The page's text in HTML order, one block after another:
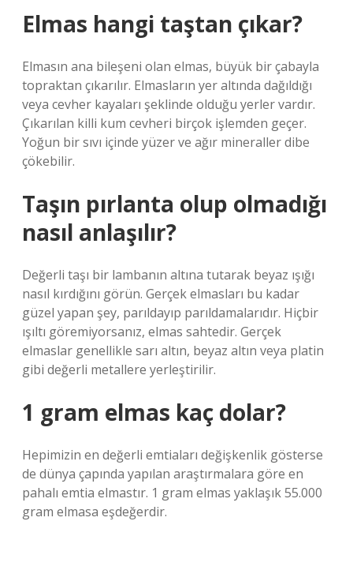
Elmas hangi taştan çıkar?
Elmasın ana bileşeni olan elmas, büyük bir çabayla
topraktan çıkarılır. Elmasların yer altında dağıldığı
veya cevher kayaları şeklinde olduğu yerler vardır.
Çıkarılan killi kum cevheri birçok işlemden geçer.
Yoğun bir sıvı içinde yüzer ve ağır mineraller dibe
çökebilir.
Taşın pırlanta olup olmadığı
nasıl anlaşılır?
Değerli taşı bir lambanın altına tutarak beyaz ışığı
nasıl kırdığını görün. Gerçek elmasları bu kadar
güzel yapan şey, parıldayıp parıldamalarıdır. Hiçbir
ışıltı göremiyorsanız, elmas sahtedir. Gerçek
elmaslar genellikle sarı altın, beyaz altın veya platin
gibi değerli metallere yerleştirilir.
1 gram elmas kaç dolar?
Hepimizin en değerli emtiaları değişkenlik gösterse
de dünya çapında yapılan araştırmalara göre en
pahalı emtia elmastır. 1 gram elmas yaklaşık 55.000
gram elmasa eşdeğerdir.